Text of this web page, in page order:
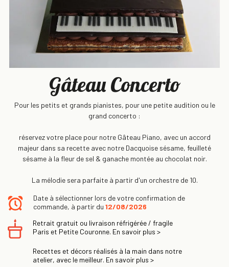
Gâteau Concerto
Pour les petits et grands pianistes, pour une petite audition ou le
grand concerto :
réservez votre place pour notre Gâteau Piano, avec un accord
majeur dans sa recette avec notre Dacquoise sésame, feuilleté
sésame à la fleur de sel & ganache montée au chocolat noir.
La mélodie sera parfaite à partir d'un orchestre de 10.
Date à sélectionner lors de votre confirmation de
commande, à partir du 12/08/2026
Retrait gratuit ou livraison réfrigérée / fragile
Paris et Petite Couronne. En savoir plus >
Recettes et décors réalisés à la main dans notre
atelier, avec le meilleur. En savoir plus >